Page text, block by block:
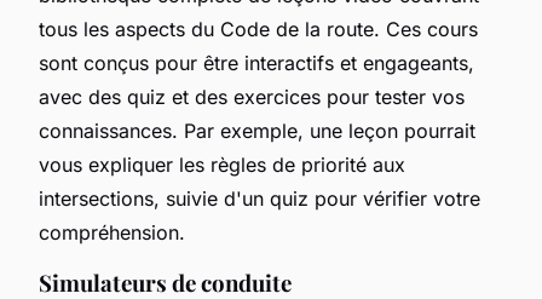
tous les aspects du Code de la route. Ces cours
sont conçus pour être interactifs et engageants,
avec des quiz et des exercices pour tester vos
connaissances. Par exemple, une leçon pourrait
vous expliquer les règles de priorité aux
intersections, suivie d'un quiz pour vérifier votre
compréhension.
Simulateurs de conduite